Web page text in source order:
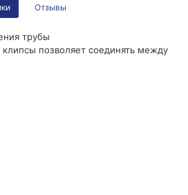
Отзывы
трубы
позволяет соединять между